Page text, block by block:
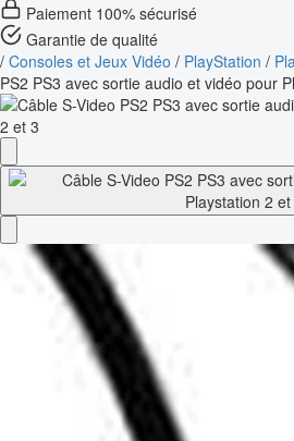
Paiement 100% sécurisé
Garantie de qualité
/ Consoles et Jeux Vidéo / PlayStation /
PS2 PS3 avec sortie audio et vidéo pour